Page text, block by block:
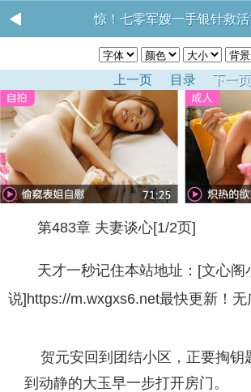
惊！七零军嫂一手银针救
上一页 目录 下一页
第483章 夫妻谈心[1/2页]
天才一秒记住本站地址：[文心阁
说]https://m.wxgxs6.net最快更新！无
贺元安回到团结小区，正要掏钥
到动静的大玉早一步打开房门。